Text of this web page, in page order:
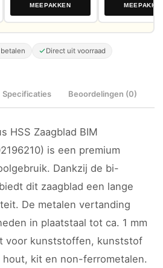
MEEPAKKEN
Direct uit voorraad
Specificaties Beoordelingen (0)
HSS Zaagblad BIM
is een premium
Dankzij de bi-
dit zaagblad een lange
De metalen vertanding
in plaatstaal tot ca. 1 mm
voor kunststoffen, kunststof
hout, kit en non-ferrometalen.